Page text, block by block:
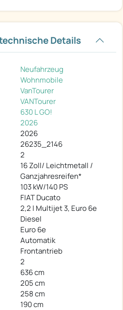
Details
Neufahrzeug
Wohnmobile
VanTourer
VANTourer
630 L GO!
2026
2026
26235_2146
2
16 Zoll/ Leichtmetall /
Ganzjahresreifen*
103 kW/140 PS
FIAT Ducato
2,2 l Multijet 3, Euro 6e
Diesel
Euro 6e
Automatik
Frontantrieb
2
636 cm
205 cm
258 cm
190 cm